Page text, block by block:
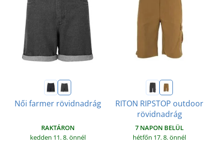
Női farmer rövidnadrág
RAKTÁRON
kedden 11. 8.önnél
RITON RIPSTOP outdoor
rövidnadrág
7 NAPON BELÜL
hétfőn 17. 8.önnél